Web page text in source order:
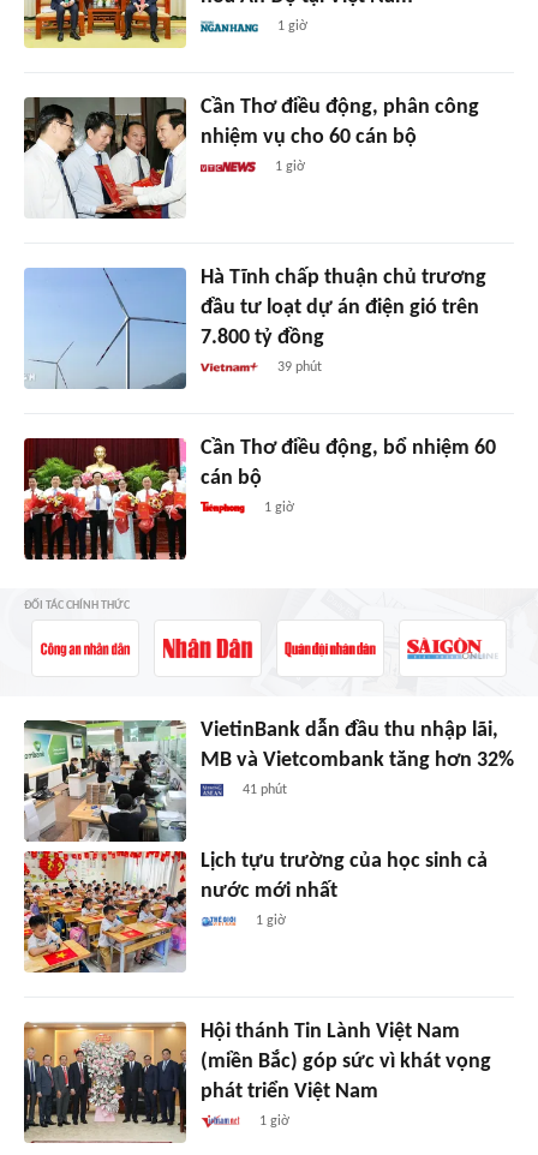
1 giờ
Cần Thơ điều động, phân công
nhiệm vụ cho 60 cán bộ
1 giờ
Hà Tĩnh chấp thuận chủ trương
đầu tư loạt dự án điện gió trên
7.800 tỷ đồng
39 phút
Cần Thơ điều động, bổ nhiệm 60
cán bộ
1 giờ
ĐỐI TÁC CHÍNH THỨC
VietinBank dẫn đầu thu nhập lãi,
MB và Vietcombank tăng hơn 32%
41 phút
Lịch tựu trường của học sinh cả
nước mới nhất
1 giờ
Hội thánh Tin Lành Việt Nam
(miền Bắc) góp sức vì khát vọng
phát triển Việt Nam
1 giờ